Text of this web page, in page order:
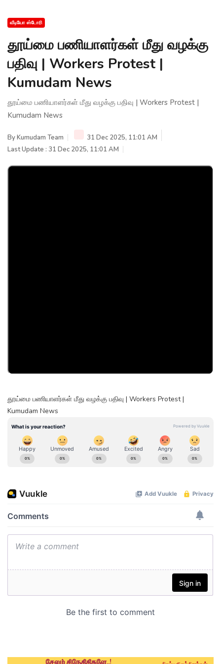
வீடியோ ஸ்டோரி
தூய்மை பணியாளர்கள் மீது வழக்கு
பதிவு | Workers Protest |
Kumudam News
தூய்மை பணியாளர்கள் மீது வழக்கு பதிவு | Workers Protest |
Kumudam News
ByKumudam Team
31 Dec 2025, 11:01 AM
Last Update : 31 Dec 2025, 11:01 AM
தூய்மை பணியாளர்கள் மீது வழக்கு பதிவு | Workers Protest |
Kumudam News